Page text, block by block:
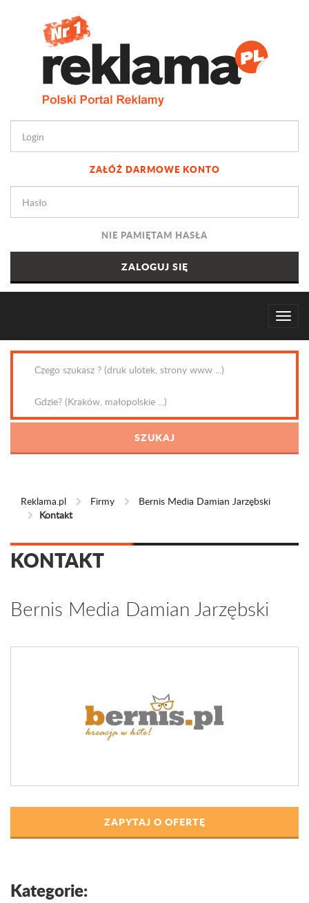
ZAŁÓŻ DARMOWE KONTO
NIE PAMIĘTAM HASŁA
Reklama.pl Firmy
Bernis Media Damian Jarzębski
Kontakt
KONTAKT
Bernis Media Damian Jarzębski
ZAPYTAJ O OFERTĘ
Kategorie: